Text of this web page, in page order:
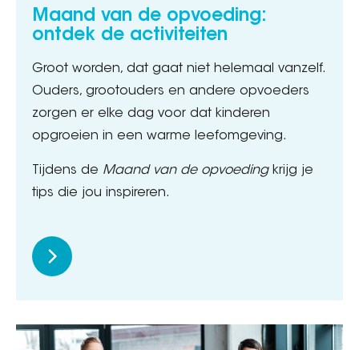
Maand van de opvoeding:
ontdek de activiteiten
Groot worden, dat gaat niet helemaal vanzelf.
Ouders, grootouders en andere opvoeders
zorgen er elke dag voor dat kinderen
opgroeien in een warme leefomgeving.
Tijdens de Maand van de opvoedingkrijg je
tips die jou inspireren.